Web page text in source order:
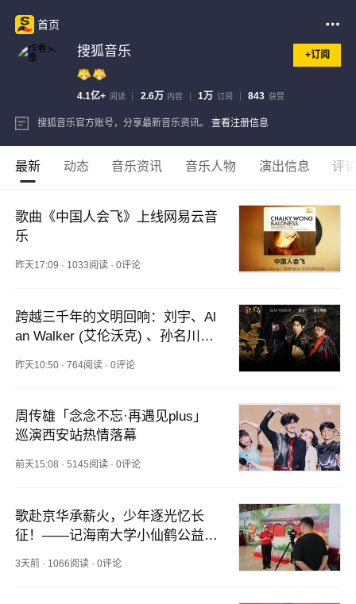
首页
搜狐音乐 +订阅
4.1亿+ 阅读 2.6万 内容 1万 订阅 843 获赞
搜狐音乐官方账号，分享最新音乐资讯。 查看注册信息
最新 动态 音乐资讯 音乐人物 演出信息 评
歌曲《中国人会飞》上线网易云音
乐
昨天17:09 · 1033阅读 ·0评论
跨越三千年的文明回响：刘宇、Al
an Walker (艾伦沃克) 、孙名川联
昨天10:50 ·764阅读 ·0评论
周传雄「念念不忘·再遇见plus」
巡演西安站热情落幕
前天15:08 ·5145阅读 ·0评论
歌赴京华承薪火，少年逐光忆长
征！——记海南大学小仙鹤公益艺
3天前 · 1066阅读 ·0评论